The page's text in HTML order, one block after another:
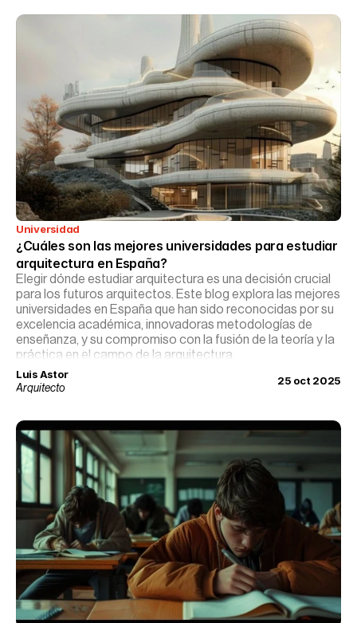
Universidad
¿Cuáles son las mejores universidades para estudiar
arquitectura en España?
Elegir dónde estudiar arquitectura es una decisión crucial
para los futuros arquitectos. Este blog explora las mejores
universidades en España que han sido reconocidas por su
excelencia académica, innovadoras metodologías de
enseñanza, y su compromiso con la fusión de la teoría y la
práctica en el campo de la arquitectura.
Luis Astor
Arquitecto
25 oct 2025